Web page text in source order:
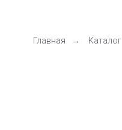
Главная → Каталог